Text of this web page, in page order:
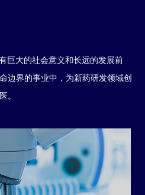
巨大的社会意义和长远的发展前
边界的事业中，为新药研发领域创
。